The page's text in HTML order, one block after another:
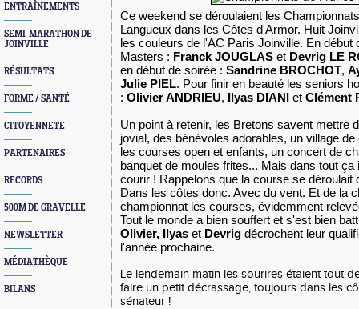
ENTRAÎNEMENTS
SEMI-MARATHON DE
JOINVILLE
RÉSULTATS
FORME / SANTÉ
CITOYENNETE
PARTENAIRES
RECORDS
500M DE GRAVELLE
NEWSLETTER
MÉDIATHÈQUE
BILANS
Ce weekend se déroulaient les
Langueux dans les Côtes d'Armor. Huit
les couleurs de l'AC Paris Joinville. En début
Masters : Franck JOUGLAS et Devrig LE
en début de soirée : Sandrine BROCHOT,
Julie PIEL. Pour finir en beauté les seniors
: Olivier ANDRIEU, Ilyas DIANI et Clément
Un point à retenir, les Bretons savent mettre
jovial, des bénévoles adorables, un village
les courses open et enfants, un concert de
banquet de moules frites... Mais dans tout ça
courir ! Rappelons que la course se déroulait
Dans les côtes donc. Avec du vent. Et de la
championnat les courses, évidemment
Tout le monde a bien souffert et s'est bien
Olivier, Ilyas et Devrig décrochent leur
l'année prochaine.
Le lendemain matin les sourires étaient tout
faire un petit décrassage, toujours dans les
sénateur !